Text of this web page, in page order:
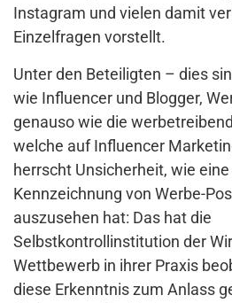
Instagram und vielen damit
Einzelfragen vorstellt.
Unter den Beteiligten – dies
wie Influencer und Blogger,
genauso wie die
welche auf Influencer
herrscht Unsicherheit, wie
Kennzeichnung von Werbe-
auszusehen hat: Das hat die
Selbstkontrollinstitution der
Wettbewerb in ihrer Praxis
diese Erkenntnis zum Anlass